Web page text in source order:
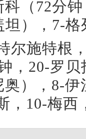
（72分
坦），7-
尔施特根
，20-罗
），8-
，10-梅西